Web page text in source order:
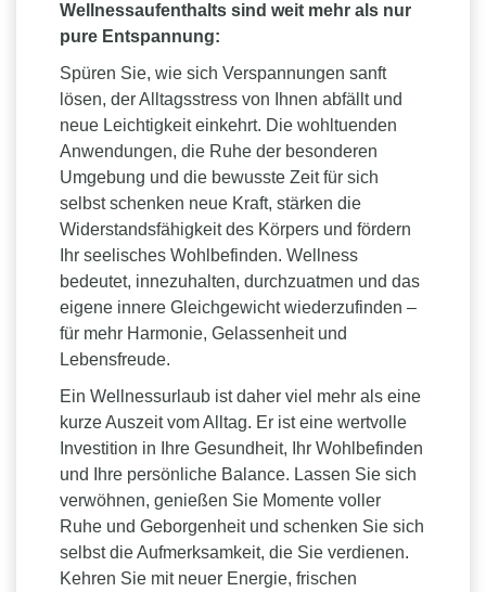
Wellnessaufenthalts sind weit mehr als nur
pure Entspannung:
Spüren Sie, wie sich Verspannungen sanft
lösen, der Alltagsstress von Ihnen abfällt und
neue Leichtigkeit einkehrt. Die wohltuenden
Anwendungen, die Ruhe der besonderen
Umgebung und die bewusste Zeit für sich
selbst schenken neue Kraft, stärken die
Widerstandsfähigkeit des Körpers und fördern
Ihr seelisches Wohlbefinden. Wellness
bedeutet, innezuhalten, durchzuatmen und das
eigene innere Gleichgewicht wiederzufinden –
für mehr Harmonie, Gelassenheit und
Lebensfreude.
Ein Wellnessurlaub ist daher viel mehr als eine
kurze Auszeit vom Alltag. Er ist eine wertvolle
Investition in Ihre Gesundheit, Ihr Wohlbefinden
und Ihre persönliche Balance. Lassen Sie sich
verwöhnen, genießen Sie Momente voller
Ruhe und Geborgenheit und schenken Sie sich
selbst die Aufmerksamkeit, die Sie verdienen.
Kehren Sie mit neuer Energie, frischen